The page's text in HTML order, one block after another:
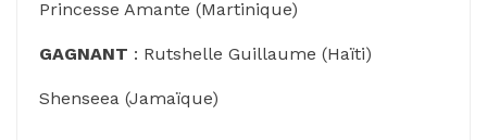
Princesse Amante (Martinique)
GAGNANT : Rutshelle Guillaume (Haïti)
Shenseea (Jamaïque)